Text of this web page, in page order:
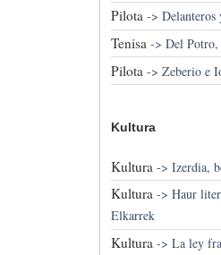
Pilota->
Tenisa-> Del Potro,
Pilota -> Zeberio e
Kultura
Kultura -> Izerdia,
Kultura-> Haur
Elkarrek
Kultura-> La ley